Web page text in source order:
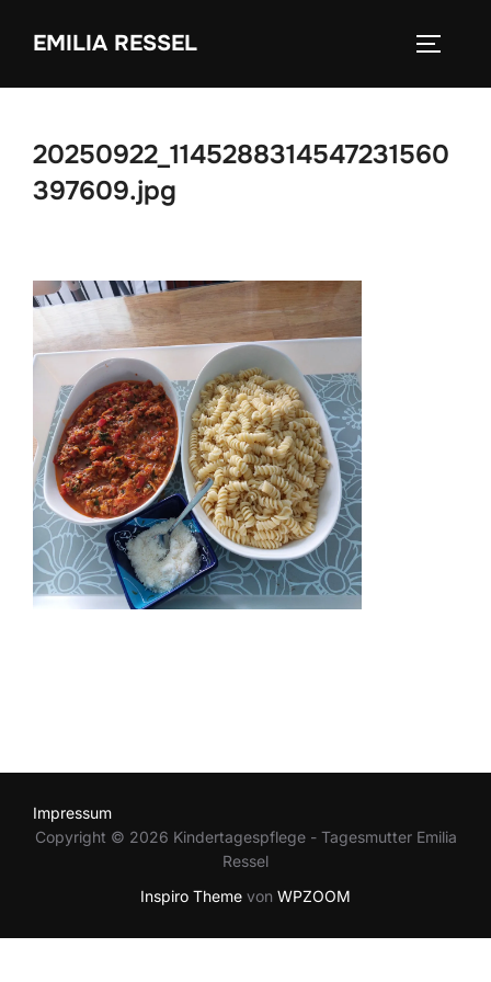
InhaltEMILIA RESSEL
20250922_1145288314547231560
397609.jpg
Impressum
Copyright © 2026 Kindertagespflege - Tagesmutter Emilia
Ressel
Inspiro Theme von WPZOOM